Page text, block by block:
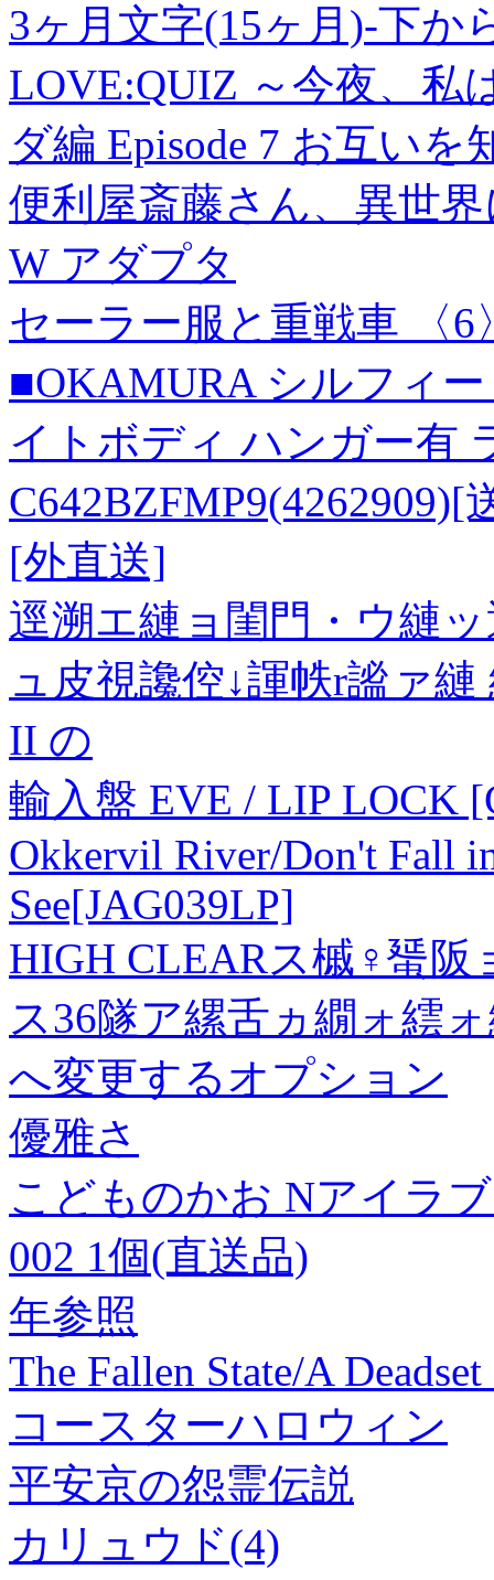
3ヶ月文字(15ヶ月)-下か
LOVE:QUIZ ～今夜、私
ダ編 Episode 7 お互い
便利屋斎藤さん、異世
W アダプタ
セーラー服と重戦車 〈6
■OKAMURA シルフィ
イトボディ ハンガー有
[外直送]
逕溯エ縺ョ閨門・ウ縺
ュ皮視讒倥↓諢帙r謐ァ
II の
輸入盤 EVE / LIP LOCK
Okkervil River/Don't Fall
See[JAG039LP]
HIGH CLEARス槭♀蜑阪
ス36隧ア縲舌ヵ繝ォ繧
へ変更するオプション
優雅さ
こどものかお Nアイラ
002 1個(直送品)
年参照
The Fallen State/A
コースターハロウィン
平安京の怨霊伝説
カリュウド(4)